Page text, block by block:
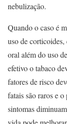
nebulização.
Quando o caso é
uso de corticoides,
oral além do uso
efetivo o tabaco
fatores de risco
fatais são raros e
sintomas